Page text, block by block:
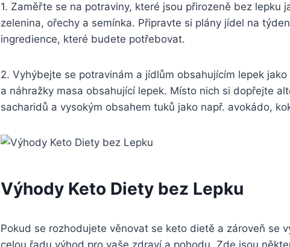
1. ⁤Zaměřte se na⁤ potraviny, které⁤ jsou přirozeně bez lepku
‌zelenina,⁣ ořechy a ⁤semínka. Připravte si plány‍ jídel na
⁤ingredience, které budete⁤ potřebovat.
2. Vyhýbejte se potravinám ⁢a jídlům obsahujícím⁣ lepek
a náhražky masa obsahující lepek. Místo nich si‌ dopřejte
sacharidů a vysokým obsahem tuků‌ jako např. avokádo,
Výhody⁤ Keto⁤ Diety bez​ Lepku
Pokud ​se ‌rozhodujete‌ věnovat se keto‍ dietě a zároveň se‌